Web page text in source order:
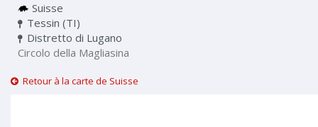
Suisse
Tessin (TI)
Distretto di Lugano
Circolo della Magliasina
Retour à la carte de Suisse